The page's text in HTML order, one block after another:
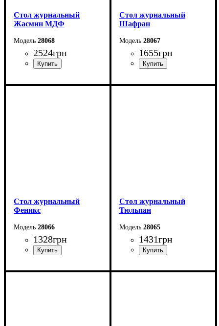
Стол журнальный
Жасмин МДФ
28068
2524грн
Ширина: 100 см
Стол журнальный
Шафран
28067
1655грн
Ширина: 60-120 см
Стол журнальный
Феникс
28066
1328грн
Ширина: 70 см
Стол журнальный
Тюльпан
28065
1431грн
Ширина: 100 см